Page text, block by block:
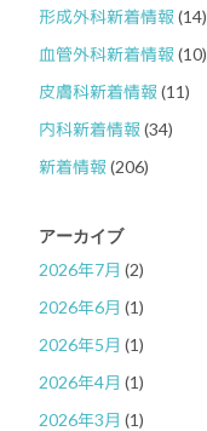
形成外科新着情報 (14)
血管外科新着情報 (10)
皮膚科新着情報 (11)
内科新着情報 (34)
新着情報 (206)
アーカイブ
2026年7月 (2)
2026年6月 (1)
2026年5月 (1)
2026年4月 (1)
2026年3月 (1)